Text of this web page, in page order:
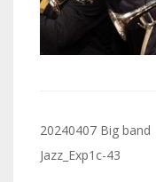
Navigation
de
20240407 Big band
Jazz_Exp1c-43